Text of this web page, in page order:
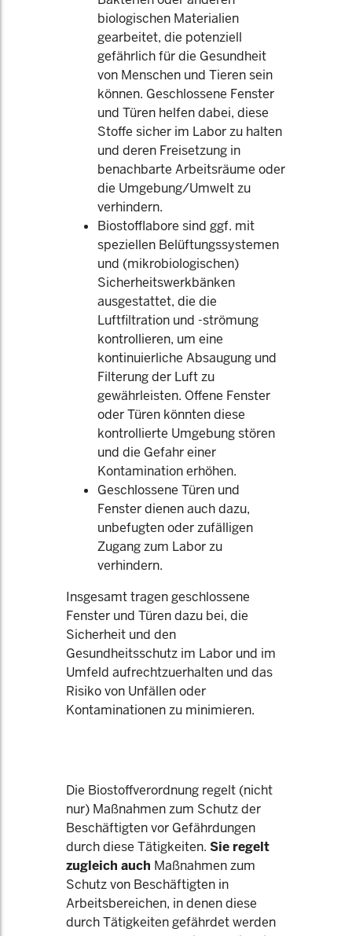
biologischen Materialien
gearbeitet, die potenziell
gefährlich für die Gesundheit
von Menschen und Tieren sein
können. Geschlossene Fenster
und Türen helfen dabei, diese
Stoffe sicher im Labor zu halten
und deren Freisetzung in
benachbarte Arbeitsräume oder
die Umgebung/Umwelt zu
verhindern.
Biostofflabore sind ggf. mit
speziellen Belüftungssystemen
und (mikrobiologischen)
Sicherheitswerkbänken
ausgestattet, die die
Luftfiltration und -strömung
kontrollieren, um eine
kontinuierliche Absaugung und
Filterung der Luft zu
gewährleisten. Offene Fenster
oder Türen könnten diese
kontrollierte Umgebung stören
und die Gefahr einer
Kontamination erhöhen.
Geschlossene Türen und
Fenster dienen auch dazu,
unbefugten oder zufälligen
Zugang zum Labor zu
verhindern.
Insgesamt tragen geschlossene
Fenster und Türen dazu bei, die
Sicherheit und den
Gesundheitsschutz im Labor und im
Umfeld aufrechtzuerhalten und das
Risiko von Unfällen oder
Kontaminationen zu minimieren.
Die Biostoffverordnung regelt (nicht
nur) Maßnahmen zum Schutz der
Beschäftigten vor Gefährdungen
durch diese Tätigkeiten. Sie regelt
zugleich auch Maßnahmen zum
Schutz von Beschäftigten in
Arbeitsbereichen, in denen diese
durch Tätigkeiten gefährdet werden